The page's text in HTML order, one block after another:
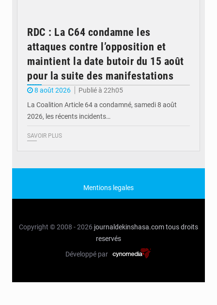
RDC : La C64 condamne les
attaques contre l’opposition et
maintient la date butoir du 15 août
pour la suite des manifestations
8 août 2026
Publié à 22h05
La Coalition Article 64 a condamné, samedi 8 août
2026, les récents incidents…
SAVOIR PLUS
Mentions legales
Copyright © 2008 - 2026 journaldekinshasa.comtous droits
reservés
Développé par